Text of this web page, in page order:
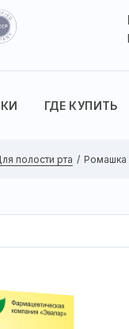
ГДЕ КУПИТЬ
полости рта Ромашка